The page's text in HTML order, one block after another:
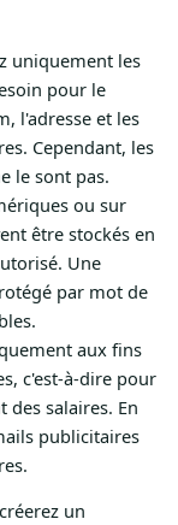
uniquement les
pour le
l'adresse et les
Cependant, les
le sont pas.
ou sur
être stockés en
Une
par mot de
aux fins
c'est-à-dire pour
salaires. En
publicitaires
un